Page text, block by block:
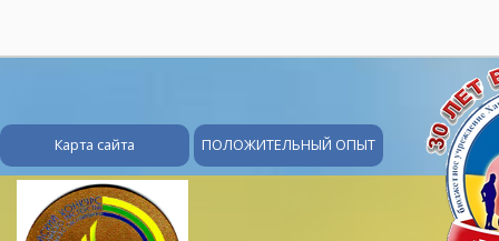
Карта сайта ПОЛОЖИТЕЛЬНЫЙ ОПЫТ